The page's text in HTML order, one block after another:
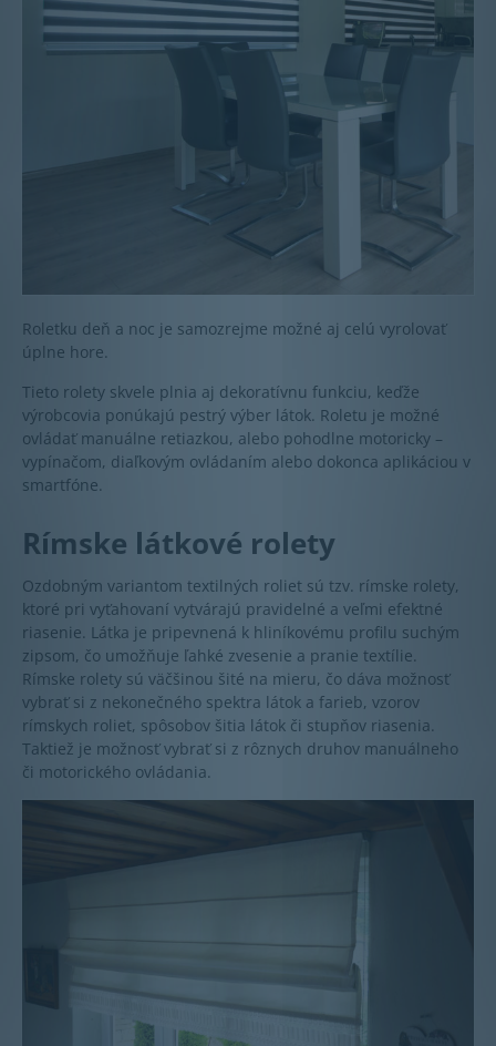
Roletku deň a noc je samozrejme možné aj celú vyrolovať
úplne hore.
Tieto rolety skvele plnia aj dekoratívnu funkciu, keďže
výrobcovia ponúkajú pestrý výber látok. Roletu je možné
ovládať manuálne retiazkou, alebo pohodlne motoricky –
vypínačom, diaľkovým ovládaním alebo dokonca aplikáciou v
smartfóne.
Rímske látkové rolety
Ozdobným variantom textilných roliet sú tzv. rímske rolety,
ktoré pri vyťahovaní vytvárajú pravidelné a veľmi efektné
riasenie. Látka je pripevnená k hliníkovému profilu suchým
zipsom, čo umožňuje ľahké zvesenie a pranie textílie.
Rímske rolety sú väčšinou šité na mieru, čo dáva možnosť
vybrať si z nekonečného spektra látok a farieb, vzorov
rímskych roliet, spôsobov šitia látok či stupňov riasenia.
Taktiež je možnosť vybrať si z rôznych druhov manuálneho
či motorického ovládania.